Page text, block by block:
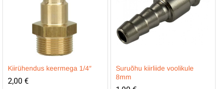
Kiirühendus keermega 1/4″
2,00 €
Suruõhu kiirliide voolikule
8mm